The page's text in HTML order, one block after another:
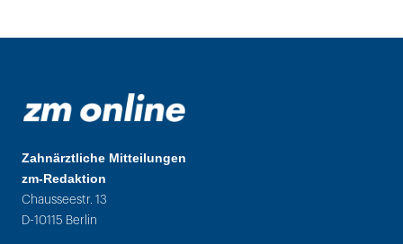
Zahnärztliche Mitteilungen
zm-Redaktion
Chausseestr. 13
D-10115 Berlin